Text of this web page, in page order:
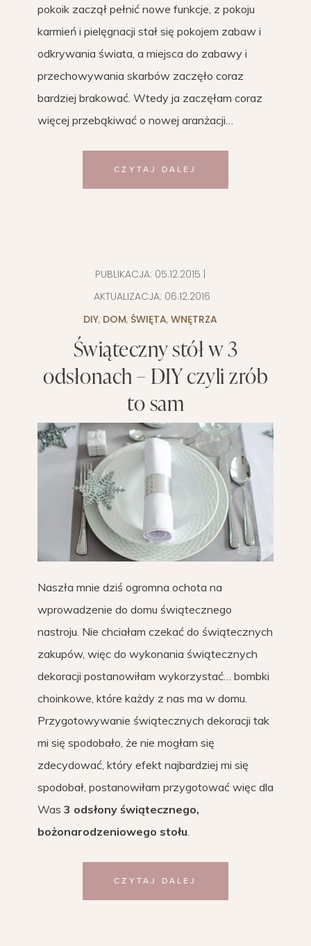
pokoik zaczął pełnić nowe funkcje, z pokoju
karmień i pielęgnacji stał się pokojem zabaw i
odkrywania świata, a miejsca do zabawy i
przechowywania skarbów zaczęło coraz
bardziej brakować. Wtedy ja zaczęłam coraz
więcej przebąkiwać o nowej aranżacji…
CZYTAJ DALEJ
PUBLIKACJA: 05.12.2015 |
AKTUALIZACJA: 06.12.2016
DIY, DOM, ŚWIĘTA, WNĘTRZA
Świąteczny stół w 3
odsłonach – DIY czyli zrób
to sam
Naszła mnie dziś ogromna ochota na
wprowadzenie do domu świątecznego
nastroju. Nie chciałam czekać do świątecznych
zakupów, więc do wykonania świątecznych
dekoracji postanowiłam wykorzystać… bombki
choinkowe, które każdy z nas ma w domu.
Przygotowywanie świątecznych dekoracji tak
mi się spodobało, że nie mogłam się
zdecydować, który efekt najbardziej mi się
spodobał, postanowiłam przygotować więc dla
Was 3 odsłony świątecznego,
bożonarodzeniowego stołu.
CZYTAJ DALEJ